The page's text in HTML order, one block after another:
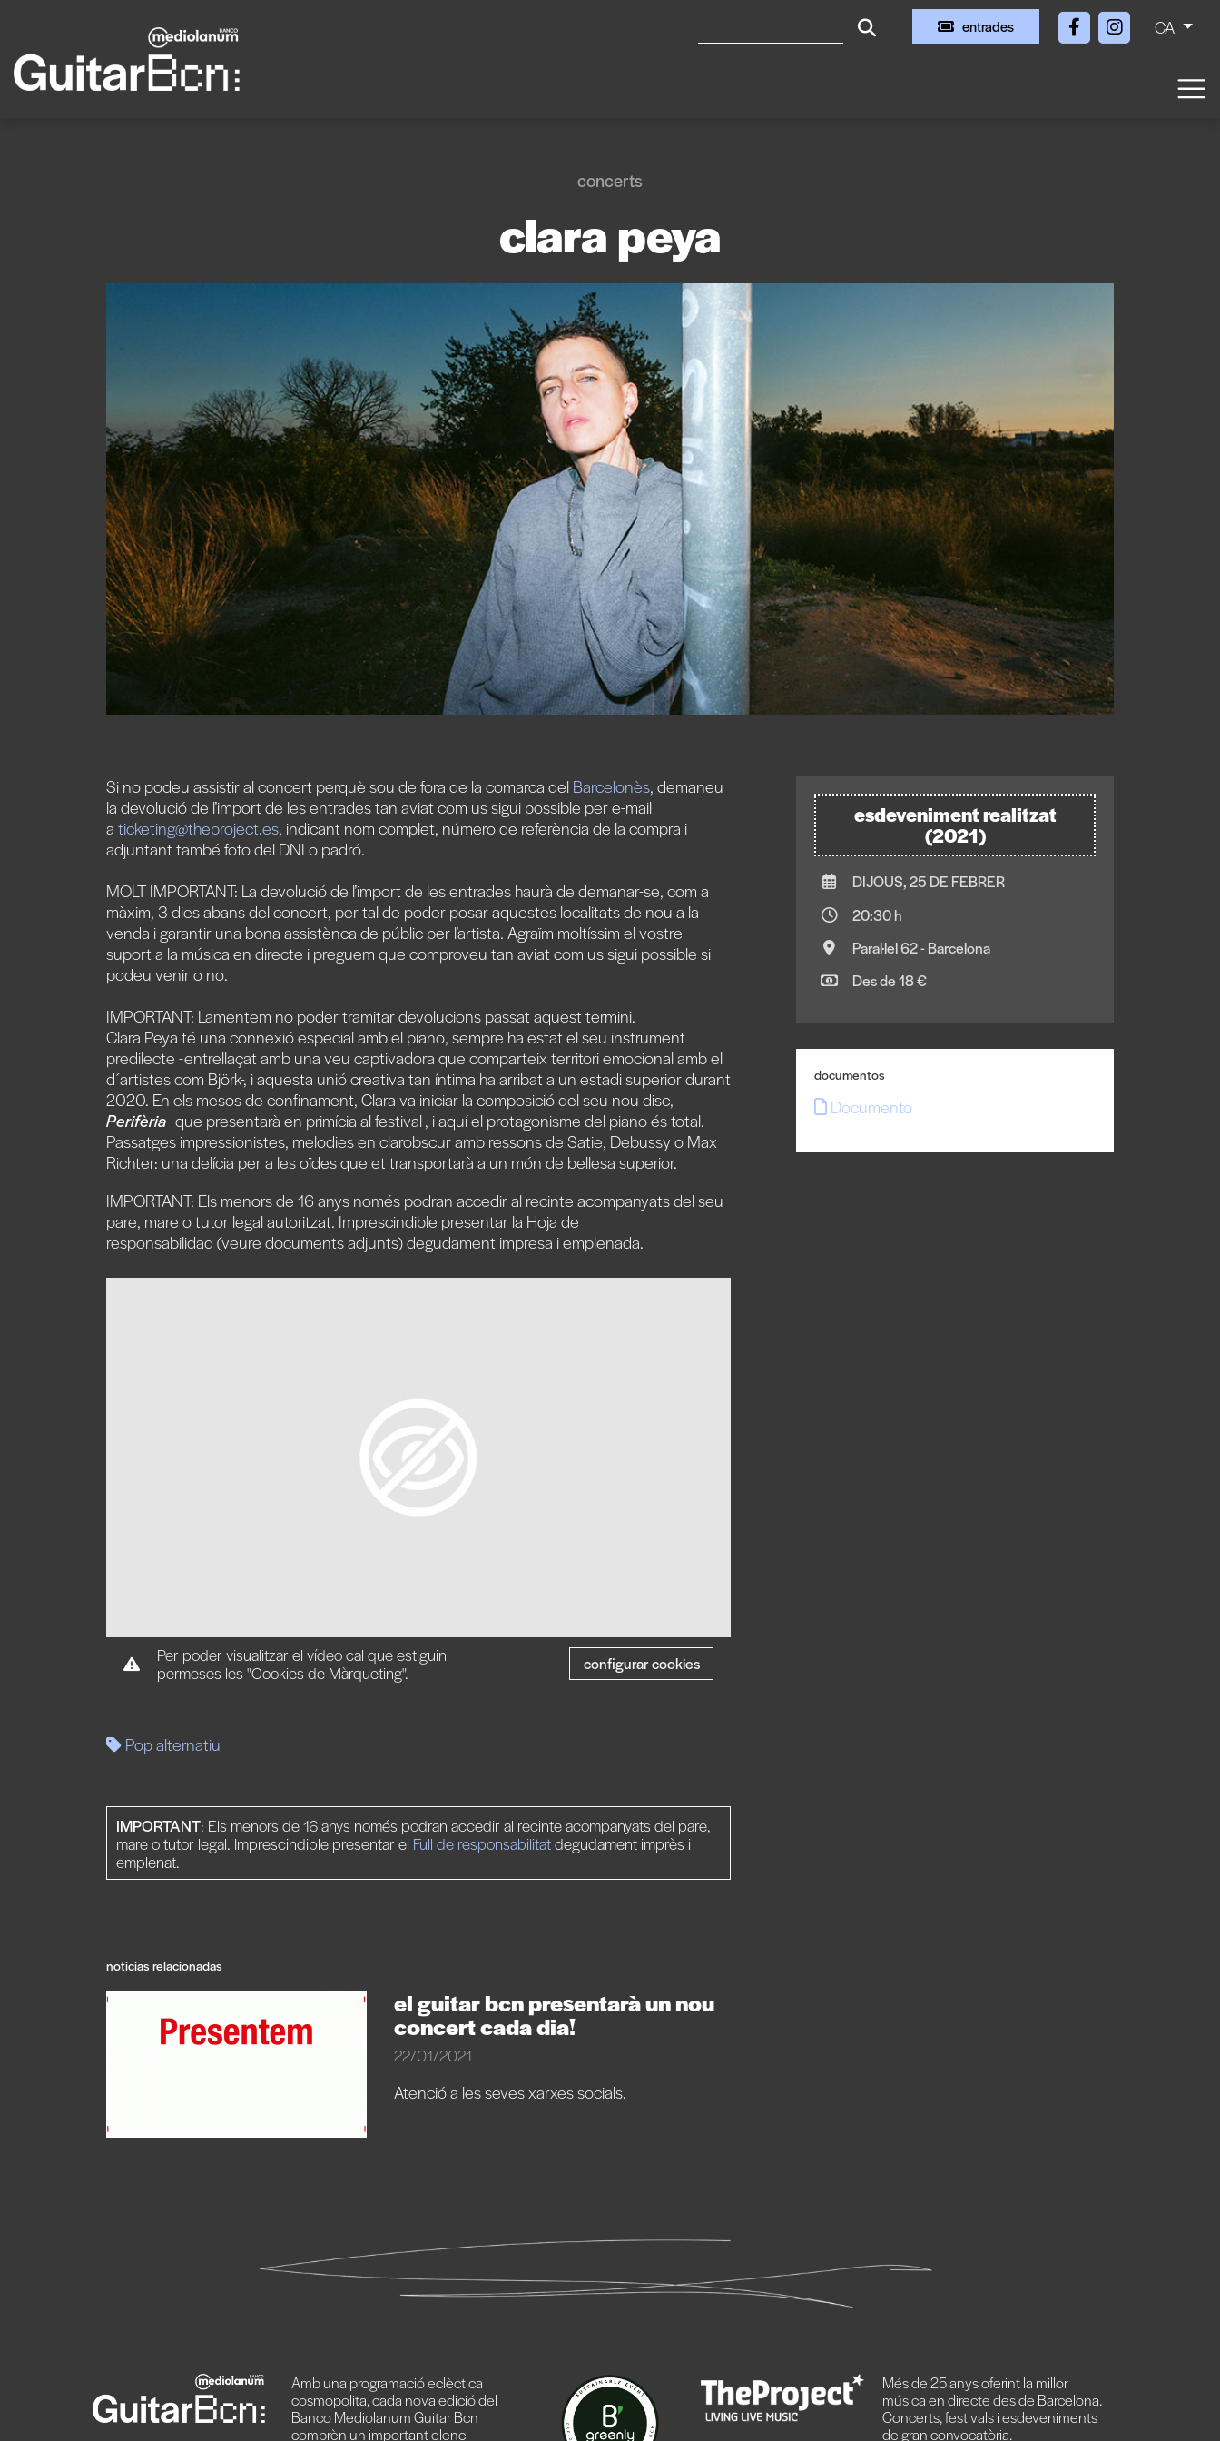
entrades CA
concerts
clara peya
esdeveniment realitzat
(2021)
DIJOUS, 25 DE FEBRER
20:30 h
Paral·lel 62 - Barcelona
Des de 18 €
documentos
Documento
Si no podeu assistir al concert perquè sou de fora de la comarca del Barcelonès, demaneu
la devolució de l’import de les entradestan aviat com us sigui possible per e-mail
a ticketing@theproject.es, indicant nom complet, número de referència de la compra i
adjuntant també foto del DNI o padró.
MOLT IMPORTANT: La devolució de l’import de les entrades haurà de demanar-se, com a
màxim, 3 dies abans del concert, per tal de poder posar aquestes localitatsde nou a la
venda i garantir una bona assistènca de públic per l’artista. Agraïm moltíssim el vostre
suport a la música en directe i preguem que comproveu tan aviat com us sigui possible si
podeu venir o no.
IMPORTANT: Lamentem no poder tramitar devolucions passat aquest termini.
Clara Peya té una connexió especial amb el piano, sempre ha estat el seu instrument
predilecte -entrellaçat amb una veu captivadora que comparteix territori emocional amb el
d´artistes com Björk-, i aquesta unió creativa tan íntima ha arribat a un estadi superior durant
2020. En els mesos de confinament, Clara va iniciar la composició del seu nou disc,
Perifèria-que presentarà en primícia al festival-, i aquí el protagonisme del piano és total.
Passatges impressionistes, melodies en clarobscur amb ressons de Satie, Debussy o Max
Richter: una delícia per a les oïdes que et transportarà a un món de bellesa superior.
IMPORTANT: Els menors de 16 anys només podran accedir al recinte acompanyats del seu
pare, mare o tutor legal autoritzat. Imprescindible presentar la Hoja de
responsabilidad (veure documents adjunts) degudament impresa i emplenada.
Per poder visualitzar el vídeo cal que estiguin
permeses les "Cookies de Màrqueting".
configurar cookies
Pop alternatiu
IMPORTANT: Els menors de 16 anys només podran accedir al recinte acompanyats del pare,
mare o tutor legal. Imprescindible presentar el Full de responsabilitatdegudament imprès i
emplenat.
noticias relacionadas
el guitar bcn presentarà un nou
concert cada dia!
22/01/2021
Atenció a les seves xarxes socials.
Amb una programació eclèctica i
cosmopolita, cada nova edició del
Banco Mediolanum Guitar Bcn
comprèn un important elenc
Més de 25 anys oferint la millor
música en directe des de Barcelona.
Concerts, festivals i esdeveniments
de gran convocatòria.